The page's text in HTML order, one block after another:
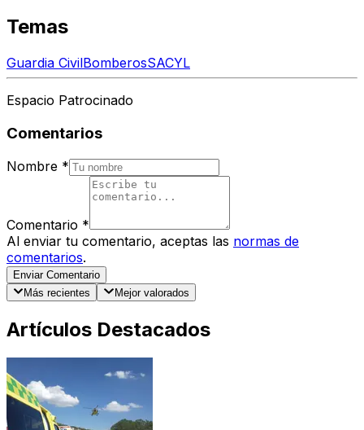
Temas
Guardia CivilBomberosSACYL
Espacio Patrocinado
Comentarios
Nombre *
Comentario *
Al enviar tu comentario, aceptas las normas de
comentarios.
Enviar Comentario
Más recientes
Mejor valorados
Artículos Destacados